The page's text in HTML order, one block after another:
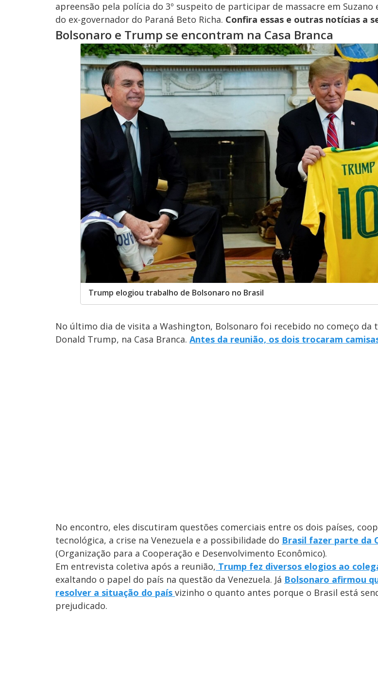
apreensão pela polícia do 3º suspeito de participar de massacre em Suzano
do ex-governador do Paraná Beto Richa. Confira essas e outras notícias a
Bolsonaro e Trump se encontram na Casa Branca
Trump elogiou trabalho de Bolsonaro no Brasil
No último dia de visita a Washington, Bolsonaro foi recebido no começo da
Donald Trump, na Casa Branca. Antes da reunião, os dois trocaram
No encontro, eles discutiram questões comerciais entre os dois países,
tecnológica, a crise na Venezuela e a possibilidade do Brasil fazer parte da
(Organização para a Cooperação e Desenvolvimento Econômico).
Em entrevista coletiva após a reunião, Trump fez diversos elogios ao
exaltando o papel do país na questão da Venezuela. Já Bolsonaro afirmou
resolver a situação do país vizinho o quanto antes porque o Brasil está
prejudicado.